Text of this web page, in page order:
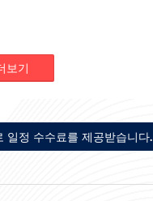
보기
정 수수료를 제공받습니다.